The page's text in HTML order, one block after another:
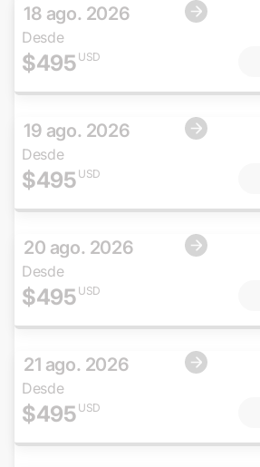
18 ago. 2026
Desde
$495 USD
19 ago. 2026
Desde
$495 USD
20 ago. 2026
Desde
$495 USD
21 ago. 2026
Desde
$495 USD